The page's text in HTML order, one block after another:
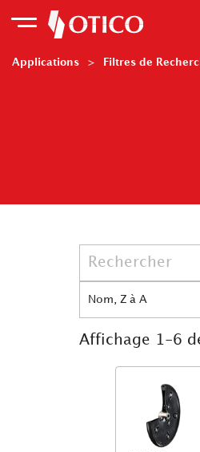
Applications Filtres de
Nom, Z à A
Affichage 1-6